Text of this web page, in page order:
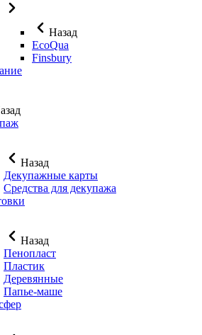
Назад
EcoQua
Finsbury
Назад
Декупажные карты
Средства для декупажа
Назад
Пенопласт
Пластик
Деревянные
Папье-маше